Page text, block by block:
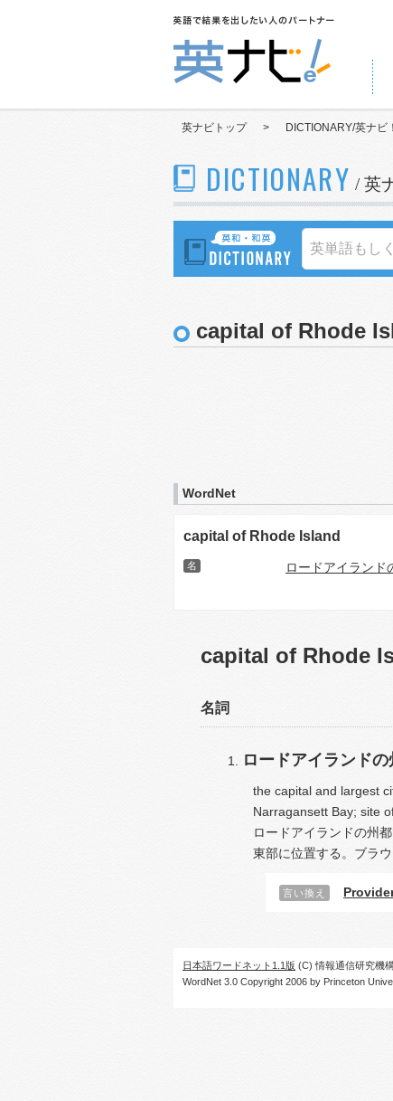
英ナビトップ > DICTIONARY/英ナビ
DICTIONARY / 英
capital of Rhode
WordNet
capital of Rhode Island
名 ロードアイランド
capital of Rhode
名詞
ロードアイランド
the capital and largest
Narragansett Bay; site
ロードアイランドの州
東部に位置する。ブラウ
言い換え
日本語ワードネット1.1版 (C) 情報通信研究機
WordNet 3.0 Copyright 2006 by Princeton